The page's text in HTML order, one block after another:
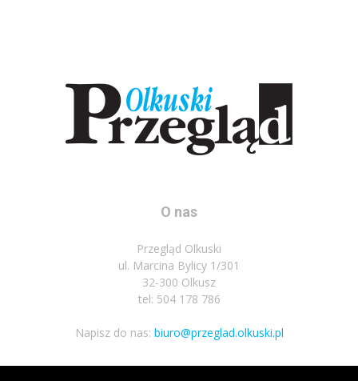
O nas
Przegląd Olkuski
ul. Marcina Bylicy 1/301
32-300 Olkusz
tel: 504 178 786
Napisz do nas: biuro@przeglad.olkuski.pl